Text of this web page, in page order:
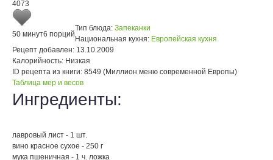
4073
50 минут6 порций
Тип блюда: Запеканки
Национальная кухня: Европейская кухня
Рецепт добавлен: 13.10.2009
Калорийность: Низкая
ID рецепта из книги: 8549 (Миллион меню современной Европы)
Таблица мер и весов
Ингредиенты:
лавровый лист - 1 шт.
вино красное сухое - 250 г
мука пшеничная - 1 ч. ложка